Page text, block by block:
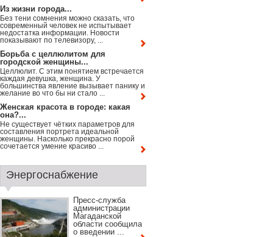
Из жизни города...
Без тени сомнения можно сказать, что
современный человек не испытывает
недостатка информации. Новости
показывают по телевизору, ...
Борьба с целлюлитом для
городской женщины...
Целлюлит. С этим понятием встречается
каждая девушка, женщина. У
большинства явление вызывает панику и
желание во что бы ни стало ...
Женская красота в городе: какая
она?...
Не существует чётких параметров для
составления портрета идеальной
женщины. Насколько прекрасно порой
сочетается умение красиво ...
Энергоснабжение
Пресс-служба
администрации
Магаданской
области сообщила
о введении ...